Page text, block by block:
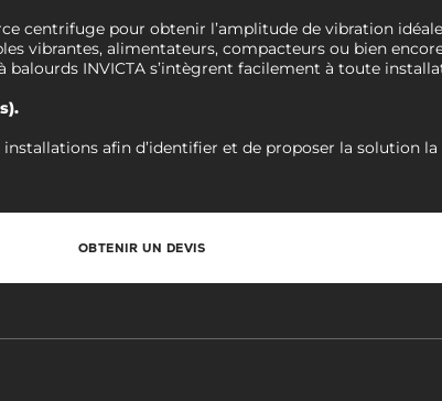
centrifuge pour obtenir l’amplitude de vibration
vibrantes, alimentateurs, compacteurs ou bien
balourds INVICTA s’intègrent facilement à toute
afin d’identifier et de proposer la solution la
OBTENIR UN DEVIS